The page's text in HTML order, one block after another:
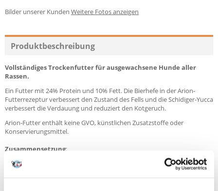
Bilder unserer Kunden Weitere Fotos anzeigen
Produktbeschreibung
Vollständiges Trockenfutter für ausgewachsene Hunde aller
Rassen.
Ein Futter mit 24% Protein und 10% Fett. Die Bierhefe in der Arion-
Futterrezeptur verbessert den Zustand des Fells und die Schidiger-Yucca
verbessert die Verdauung und reduziert den Kotgeruch.
Arion-Futter enthält keine GVO, künstlichen Zusatzstoffe oder
Konservierungsmittel.
Zusammensetzung:
Pflanzliche Nebenerzeugnisse (F.O.S.), Fleisch und tierische
Nebenerzeugnisse (mind. 12% Huhn), Getreide (mind. 5% Reis), Öle und